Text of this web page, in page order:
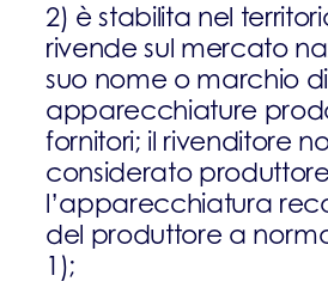
2) è stabilita nel
rivende sul mercato
suo nome o marchio
apparecchiature
fornitori; il rivenditore
considerato
l’apparecchiatura
del produttore a
1);